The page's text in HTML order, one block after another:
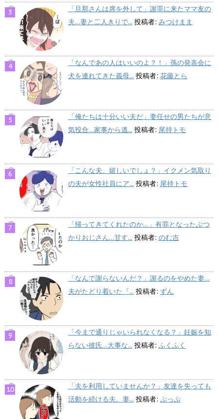
「旦那さんは席を外して」謝罪に来たママ友の
夫…妻と二人きりで... 投稿者: みつけまま
「なんであの人はいいのよ？！」孫の発表会に
犬を連れてきた義母... 投稿者: 花藤とら
「俺たちは十分いい夫だ」妻任せの男たちが意
気投合…家事から逃... 投稿者: 尾持トモ
「こんな夫、嬉しいでしょ？」イクメン気取り
の夫が女性社員にア... 投稿者: 尾持トモ
「帰ってきてくれたのか…」有罪となったぶつ
かりおじさん…甘す... 投稿者: のむ吉
「なんで謝らないんだ？」謝るのをやめた妻…
夫がたどり着いた『... 投稿者: ずん
「今まで通りじゃいられなくなる？」妊娠を知
らない彼氏…大事な... 投稿者: ふくふく
「夫を利用していませんか？」友達を失っても
活動を続ける夫。妻... 投稿者: ぷっぷ